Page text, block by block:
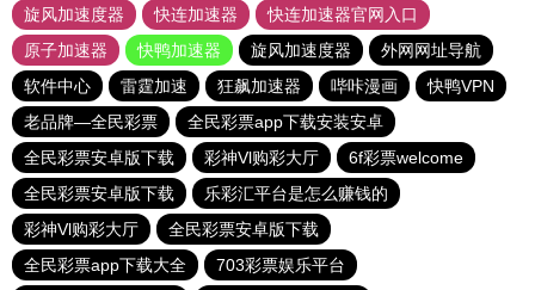
旋风加速度器
快连加速器
快连加速器官网入口
原子加速器
快鸭加速器 旋风加速度器
外网网址导航
软件中心
雷霆加速 狂飙加速器 哔咔漫画
快鸭VPN
老品牌—全民彩票
全民彩票app下载安装安卓
全民彩票安卓版下载
彩神Vl购彩大厅
6f彩票welcome
全民彩票安卓版下载
乐彩汇平台是怎么赚钱的
彩神Vl购彩大厅
全民彩票安卓版下载
全民彩票app下载大全
703彩票娱乐平台